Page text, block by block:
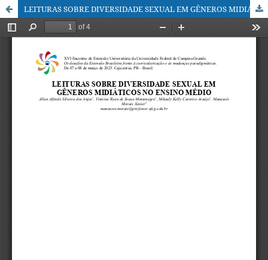
LEITURAS SOBRE DIVERSIDADE SEXUAL EM GÊNEROS MIDIÁTICOS NO ENSINO MÉDIO